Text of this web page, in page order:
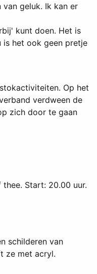
geluk. Ik kan er
kunt doen. Het is
is het ook geen pretje
Op het
verdween de
zich door te gaan
Start: 20.00 uur.
schilderen van
ze met acryl.